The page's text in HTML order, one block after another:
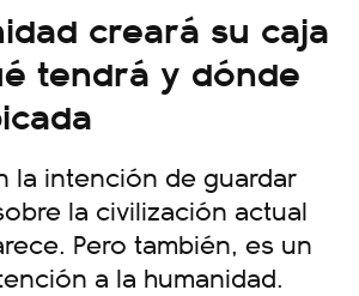
creará su caja
tendrá y dónde
la intención de guardar
la civilización actual
Pero también, es un
a la humanidad.